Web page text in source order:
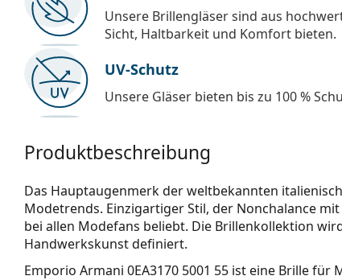
Unsere Brillengläser sind aus
Sicht, Haltbarkeit und Komfort bieten.
UV-Schutz
Unsere Gläser bieten bis zu 100 %
Produktbeschreibung
Das Hauptaugenmerk der weltbekannten
Modetrends. Einzigartiger Stil, der Nonchalance
bei allen Modefans beliebt. Die Brillenkollektion
Handwerkskunst definiert.
Emporio Armani 0EA3170 5001 55 ist eine Brille für